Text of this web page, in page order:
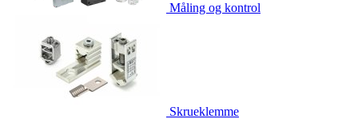
Måling og kontrol
Skrueklemme